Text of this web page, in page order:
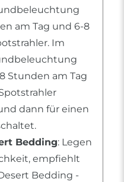
am Tag und 6-8
Im
Stunden am Tag
dann für einen
Bedding: Legen
empfiehlt
Bedding -